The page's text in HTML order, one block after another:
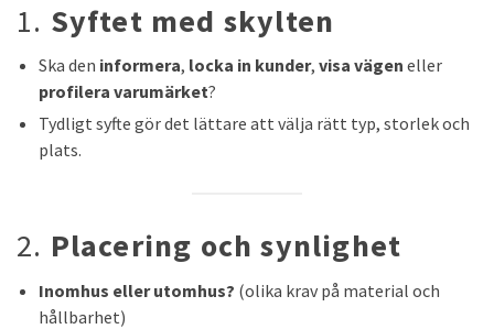
1. Syftet med skylten
Ska den informera, locka in kunder, visa vägen eller
profilera varumärket?
Tydligt syfte gör det lättare att välja rätt typ, storlek och
plats.
2. Placering och synlighet
Inomhus eller utomhus? (olika krav på material och
hållbarhet)